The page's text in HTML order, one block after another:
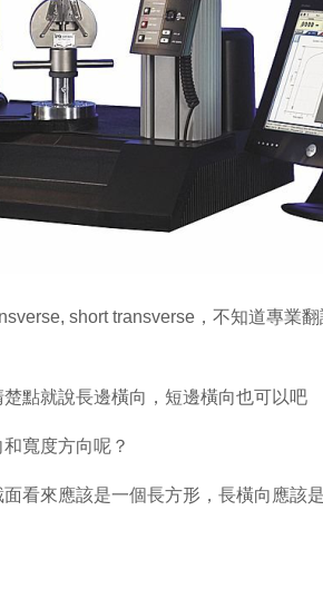
short transverse，不知道專業
點就說長邊橫向，短邊橫向也可以吧
寬度方向呢？
看來應該是一個長方形，長橫向應該